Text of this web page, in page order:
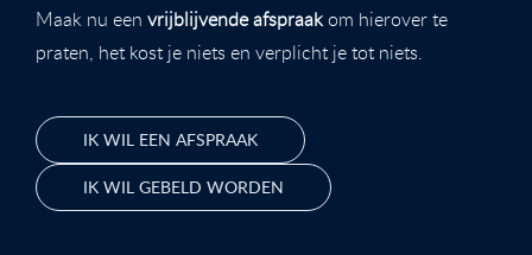
Maak nu een vrijblijvende afspraakom hierover te
praten, het kost je niets en verplicht je tot niets.
IK WIL EEN AFSPRAAK
IK WIL GEBELD WORDEN